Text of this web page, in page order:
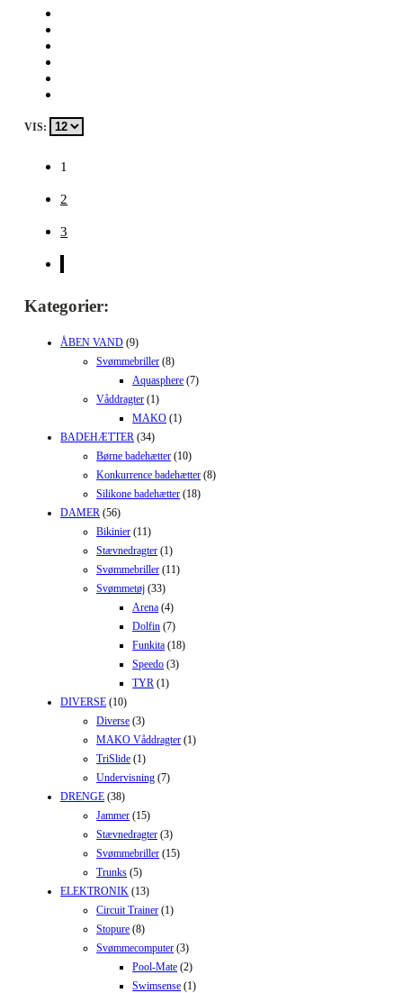
VIS:
1
2
3
Kategorier:
ÅBEN VAND (9)
Svømmebriller (8)
Aquasphere (7)
Våddragter (1)
MAKO (1)
BADEHÆTTER (34)
Børne badehætter (10)
Konkurrence badehætter (8)
Silikone badehætter (18)
DAMER (56)
Bikinier (11)
Stævnedragter (1)
Svømmebriller (11)
Svømmetøj (33)
Arena (4)
Dolfin (7)
Funkita (18)
Speedo (3)
TYR (1)
DIVERSE (10)
Diverse (3)
MAKO Våddragter (1)
TriSlide (1)
Undervisning (7)
DRENGE (38)
Jammer (15)
Stævnedragter (3)
Svømmebriller (15)
Trunks (5)
ELEKTRONIK (13)
Circuit Trainer (1)
Stopure (8)
Svømmecomputer (3)
Pool-Mate (2)
Swimsense (1)